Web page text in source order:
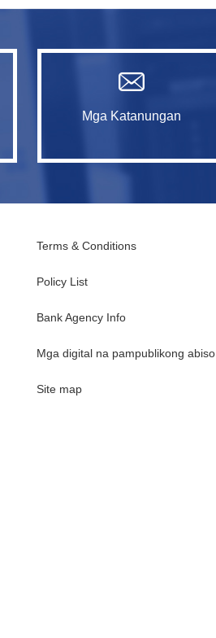
Mga Katanungan
Terms & Conditions
Policy List
Bank Agency Info
Mga digital na pampublikong abiso
Site map